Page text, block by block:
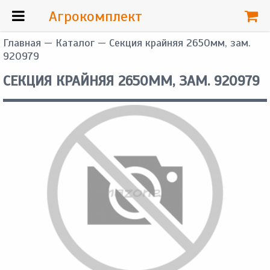
Главная — Каталог — Секция крайняя 2650мм, зам.
920979
СЕКЦИЯ КРАЙНЯЯ 2650ММ, ЗАМ. 920979
Агрокомплект